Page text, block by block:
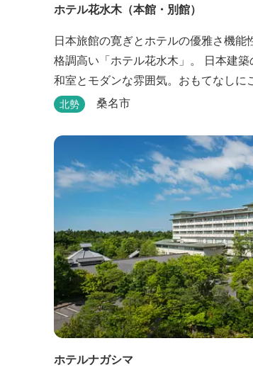
ホテル花水木（本館・別館）
日本旅館の寛ぎとホテルの優雅さ機能
格調高い「ホテル花水木」。 日本建築
和室とモダンな雰囲気。おもてなしに
ービスと露天風呂や四季折々旬のお料
北勢 桑名市
ホテルナガシマ